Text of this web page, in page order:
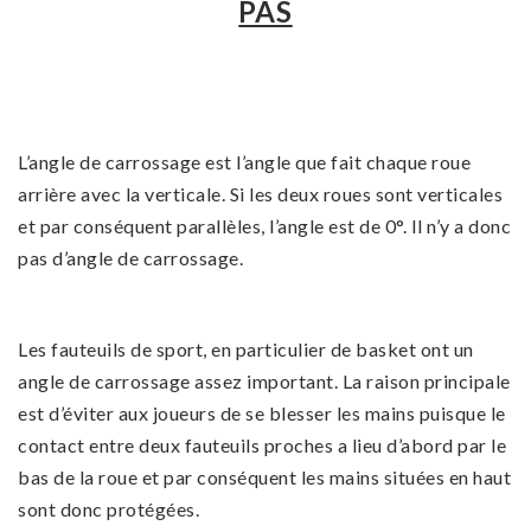
PAS
L’angle de carrossage est l’angle que fait chaque roue
arrière avec la verticale. Si les deux roues sont verticales
et par conséquent parallèles, l’angle est de 0°. Il n’y a donc
pas d’angle de carrossage.
Les fauteuils de sport, en particulier de basket ont un
angle de carrossage assez important. La raison principale
est d’éviter aux joueurs de se blesser les mains puisque le
contact entre deux fauteuils proches a lieu d’abord par le
bas de la roue et par conséquent les mains situées en haut
sont donc protégées.